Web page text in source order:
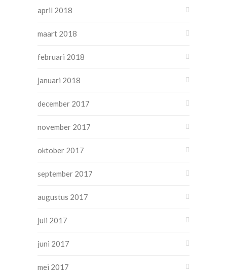
april 2018
maart 2018
februari 2018
januari 2018
december 2017
november 2017
oktober 2017
september 2017
augustus 2017
juli 2017
juni 2017
mei 2017